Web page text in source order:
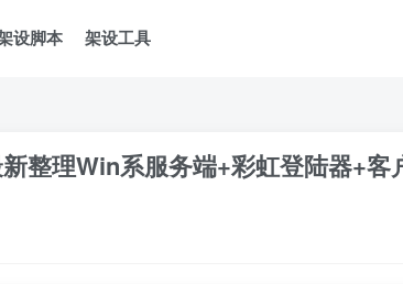
设脚本 架设工具
整理Win系服务端+彩虹登陆器+客